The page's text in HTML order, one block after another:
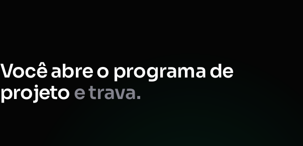
Você abre o programa de
projeto e trava.